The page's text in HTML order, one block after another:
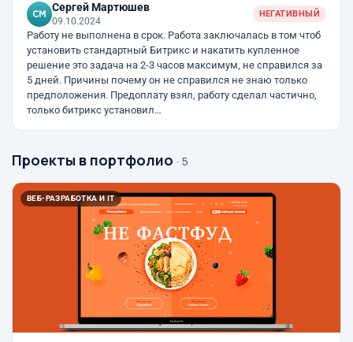
Сергей Мартюшев
09.10.2024
НЕГАТИВНЫЙ
Работу не выполнена в срок. Работа заключалась в том чтоб
установить стандартный Битрикс и накатить купленное
решение это задача на 2-3 часов максимум, не справился за
5 дней. Причины почему он не справился не знаю только
предположения. Предоплату взял, работу сделал частично,
только битрикс установил…
Проекты в портфолио · 5
ВЕБ-РАЗРАБОТКА И IT